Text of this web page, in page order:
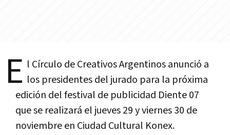
E l Cí­rculo de Creativos Argentinos anunció a
los presidentes del jurado para la próxima
edición del festival de publicidad Diente 07
que se realizará el jueves 29 y viernes 30 de
noviembre en Ciudad Cultural Konex.